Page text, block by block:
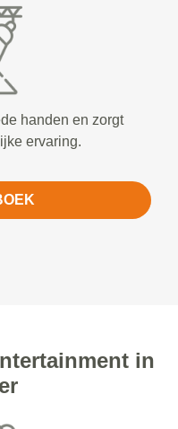
handen en zorgt
ervaring.
in